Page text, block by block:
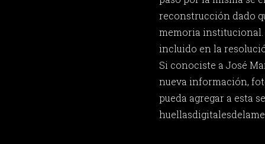
reconstrucción dado
memoria institucional.
incluido en la
Si conociste a José
nueva información,
pueda agregar a esta